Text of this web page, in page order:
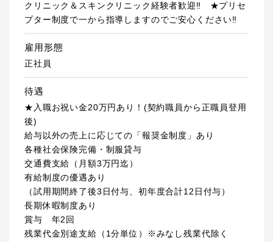
クリニック＆スキンクリニック経験者歓迎‼ ★プリセ
プター制度で一から指導しますのでご安心ください‼
雇用形態
正社員
待遇
★入職お祝い金20万円あり！(契約職員から正職員登用
後)
給与以外の売上に応じての「報奨金制度」あり
各種社会保険完備・制服貸与
交通費支給（月額3万円迄）
有給制度の優遇あり
（試用期間終了後3日付与、初年度合計12日付与）
長期休暇制度あり
賞与 年2回
残業代金別途支給（1分単位）※みなし残業代除く